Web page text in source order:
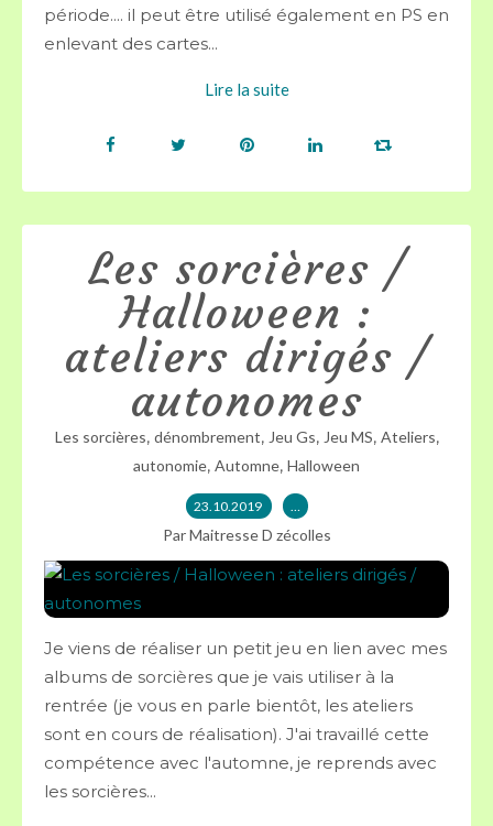
période.... il peut être utilisé également en PS en
enlevant des cartes...
Lire la suite
Les sorcières /
Halloween :
ateliers dirigés /
autonomes
Les sorcières, dénombrement, Jeu Gs, Jeu MS, Ateliers,
autonomie, Automne, Halloween
23.10.2019 …
Par Maitresse D zécolles
Je viens de réaliser un petit jeu en lien avec mes
albums de sorcières que je vais utiliser à la
rentrée (je vous en parle bientôt, les ateliers
sont en cours de réalisation). J'ai travaillé cette
compétence avec l'automne, je reprends avec
les sorcières...